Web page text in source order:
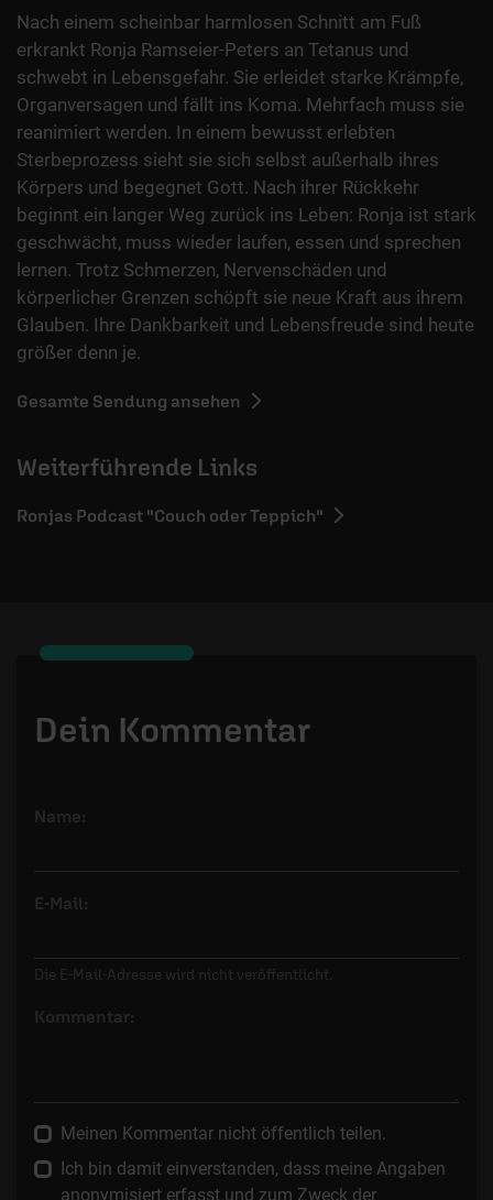
Nach einem scheinbar harmlosen Schnitt am Fuß
erkrankt Ronja Ramseier-Peters an Tetanus und
schwebt in Lebensgefahr. Sie erleidet starke Krämpfe,
Organversagen und fällt ins Koma. Mehrfach muss sie
reanimiert werden. In einem bewusst erlebten
Sterbeprozess sieht sie sich selbst außerhalb ihres
Körpers und begegnet Gott. Nach ihrer Rückkehr
beginnt ein langer Weg zurück ins Leben: Ronja ist stark
geschwächt, muss wieder laufen, essen und sprechen
lernen. Trotz Schmerzen, Nervenschäden und
körperlicher Grenzen schöpft sie neue Kraft aus ihrem
Glauben. Ihre Dankbarkeit und Lebensfreude sind heute
größer denn je.
Gesamte Sendung ansehen
Weiterführende Links
Ronjas Podcast "Couch oder Teppich"
Dein Kommentar
Name:
E-Mail:
Die E-Mail-Adresse wird nicht veröffentlicht.
Kommentar:
Meinen Kommentar nicht öffentlich teilen.
Ich bin damit einverstanden, dass meine Angaben
anonymisiert erfasst und zum Zweck der